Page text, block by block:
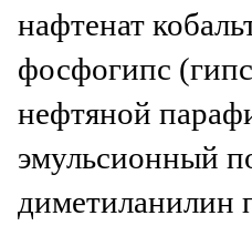
нафтенат
фосфогипс
нефтяной
эмульсионный